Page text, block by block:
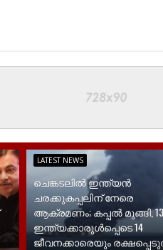
LATEST NEWS
ചെങ്കടലിൽ ഇന്ത്യൻ
ചരക്കുകപ്പലിന് നേരെ
ആക്രമണം; കപ്പൽ മുങ്ങി, 13
ഇന്ത്യക്കാരുൾപ്പെടെ 14
ജീവനക്കാരെയും